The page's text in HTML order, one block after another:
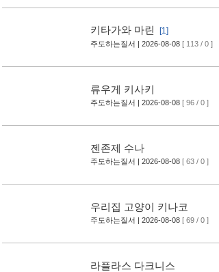
키타가와 마린 [1]
주도하는질서 | 2026-08-08 [ 113 / 0 ]
류우게 키사키
주도하는질서 | 2026-08-08 [ 96 / 0 ]
젠존제 수나
주도하는질서 | 2026-08-08 [ 63 / 0 ]
우리집 고양이 키나코
주도하는질서 | 2026-08-08 [ 69 / 0 ]
라플라스 다크니스